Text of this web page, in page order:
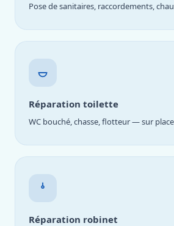
Pose de sanitaires, raccordements,
Réparation toilette
WC bouché, chasse, flotteur — sur
Réparation robinet